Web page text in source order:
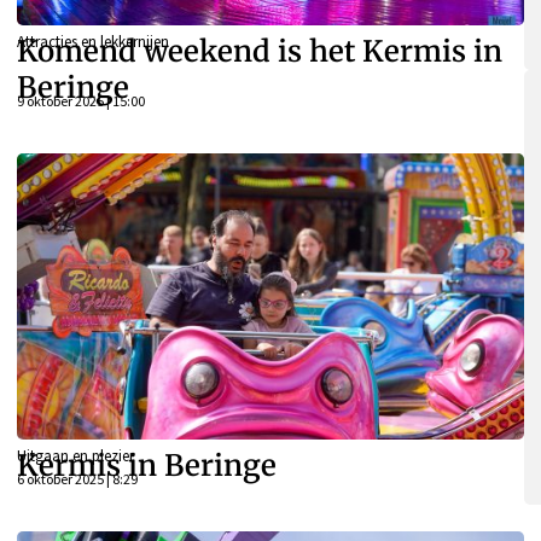
Attracties en lekkernijen
Komend weekend is het Kermis in
Beringe
9 oktober 2025 | 15:00
Uitgaan en plezier
Kermis in Beringe
6 oktober 2025 | 8:29